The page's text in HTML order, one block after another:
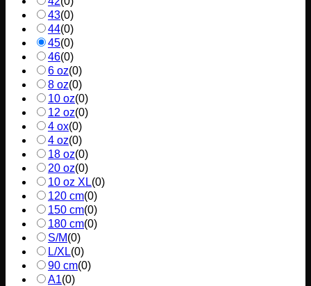
43(0)
44(0)
45(0)
46(0)
6 oz(0)
8 oz(0)
10 oz(0)
12 oz(0)
4 ox(0)
4 oz(0)
18 oz(0)
20 oz(0)
10 oz XL(0)
120 cm(0)
150 cm(0)
180 cm(0)
S/M(0)
L/XL(0)
90 cm(0)
A1(0)